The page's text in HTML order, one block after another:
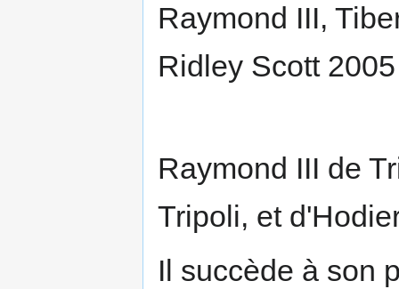
Raymond III,
Ridley Scott 2005
Raymond III de
Tripoli, et
Il succède à son